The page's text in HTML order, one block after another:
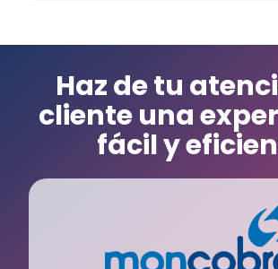
Haz de tu
cliente una
fácil y